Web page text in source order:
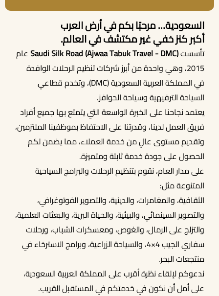
أحجز الان
السعودية… مرحبًا بكم في أرض العرب
أكبر كنز خفي غير مكتشف في العالم.
تأسستSaudi Silk Road (Ajwaa Tabuk Travel - DMC)عام
2015، وهي واحدة من أبرز شركات تنظيم الرحلات الوافدة
في المملكة العربية السعودية (DMC)، وتخدم قطاعي
السياحة الترفيهية وسياحة الحوافز.
يعتمد نجاحنا على الخبرة الواسعة التي يتمتع بها جميع أفراد
فريق العمل لدينا، وقدرتنا على الاحتفاظ بموظفينا الملتزمين،
وتقديم مستوى عالٍ من خدمة العملاء، مما يضمن لكم
الحصول على جودة خدمة ثابتة ومتميزة.
على مدار العام، نقوم بتنظيم الرحلات والبرامج السياحية
المتنوعة مثل:
الثقافية، والمغامرات، والدينية، والتصوير الفوتوغرافي،
والتصوير السينمائي، والبيئية، والحياة البرية، والبعثات العلمية،
والتزلج على الرمال، والغوص، ومعسكرات الشباب، ورحلات
سفاري الجيب 4×4، والسياحة الزراعية، وبرامج الاسترخاء في
منتجعات البحر.
ندعوكم لإلقاء نظرة أقرب على المملكة العربية السعودية،
على أمل أن نكون في خدمتكم في المستقبل القريب.